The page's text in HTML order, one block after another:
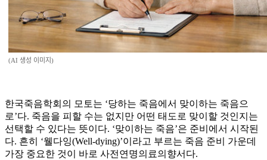
(AI 생성 이미지)
한국죽음학회의 모토는 ‘당하는 죽음에서 맞이하는 죽음으
로’다. 죽음을 피할 수는 없지만 어떤 태도로 맞이할 것인지는
선택할 수 있다는 뜻이다. ‘맞이하는 죽음’은 준비에서 시작된
다. 흔히 ‘웰다잉(Well-dying)’이라고 부르는 죽음 준비 가운데
가장 중요한 것이 바로 사전연명의료의향서다.